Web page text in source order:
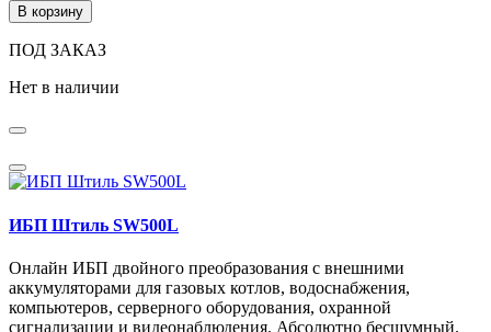
В корзину
ПОД ЗАКАЗ
Нет в наличии
ИБП Штиль SW500L
Онлайн ИБП двойного преобразования с внешними
аккумуляторами для газовых котлов, водоснабжения,
компьютеров, серверного оборудования, охранной
сигнализации и видеонаблюдения. Абсолютно бесшумный.